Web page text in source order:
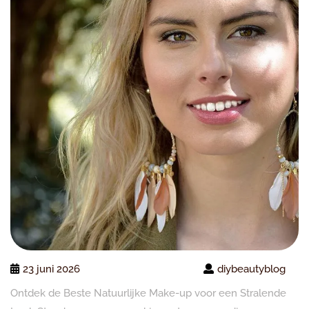
23 juni 2026
diybeautyblog
Ontdek de Beste Natuurlijke Make-up voor een Stralende